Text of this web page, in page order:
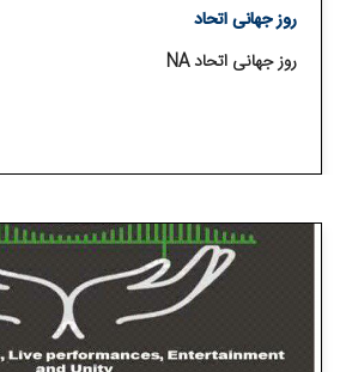
روز جهانی اتحاد
روز جهانی اتحاد NA